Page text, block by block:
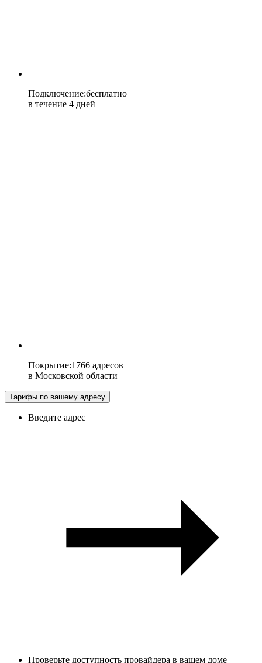
Подключение:бесплатно
в течение 4 дней
Покрытие:1766 адресов
в Московской области
Тарифы по вашему адресу
Введите адрес
Проверьте доступность провайдера в вашем доме